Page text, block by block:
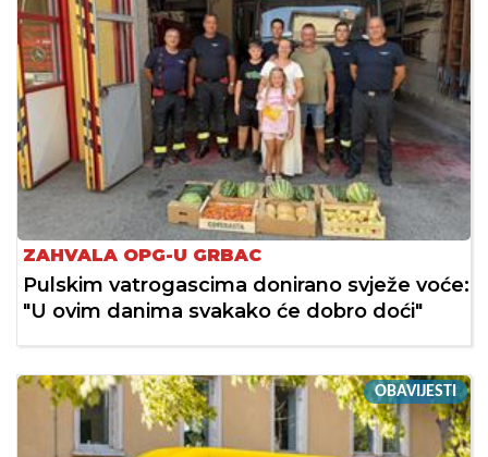
ZAHVALA OPG-U GRBAC
Pulskim vatrogascima donirano svježe voće:
"U ovim danima svakako će dobro doći"
OBAVIJESTI